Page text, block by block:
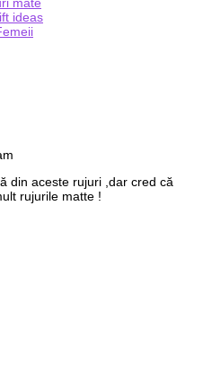
mate
ideas
din aceste rujuri ,dar cred că
rujurile matte !